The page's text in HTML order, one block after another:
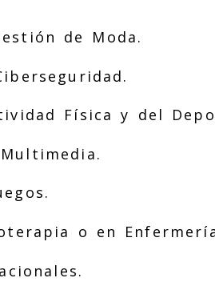
de Moda.
Física y del
o en